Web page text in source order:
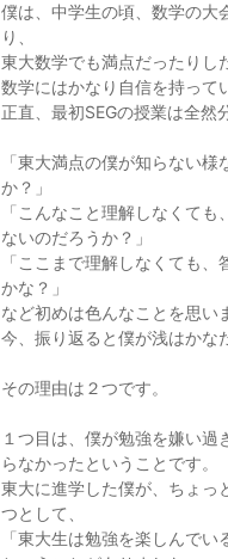
僕は、中学生の頃、数学の大
り、
東大数学でも満点だったりし
数学にはかなり自信を持って
正直、最初SEGの授業は全然
「東大満点の僕が知らない
か？」
「こんなこと理解しなくて
ないのだろうか？」
「ここまで理解しなくても
かな？」
など初めは色んなことを思い
今、振り返ると僕が浅はかな
その理由は２つです。
１つ目は、僕が勉強を嫌い
らなかったということです。
東大に進学した僕が、ちょっ
つとして、
「東大生は勉強を楽しんでい